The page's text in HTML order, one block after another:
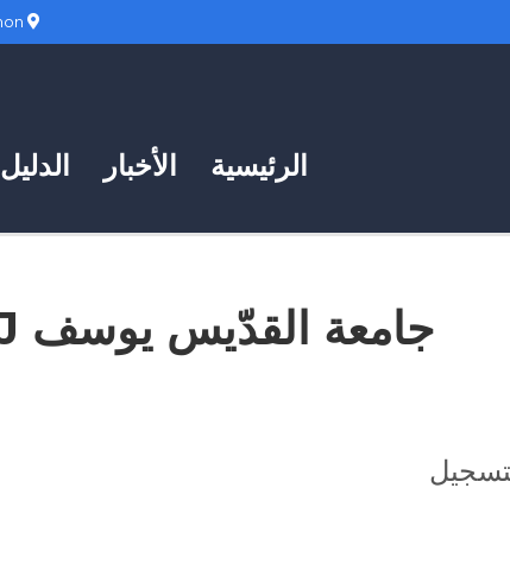
الدليل الأخبار الرئيسية
جامعة القدّيس يوسف USJ